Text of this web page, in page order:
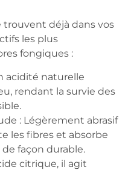
trouvent déjà dans vos
les plus
fongiques :
acidité naturelle
rendant la survie des
: Légèrement abrasif
les fibres et absorbe
façon durable.
citrique, il agit